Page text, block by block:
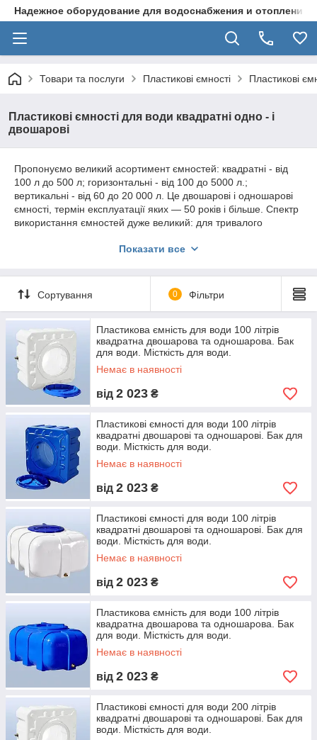
Надежное оборудование для водоснабжения и отопления
Товари та послуги Пластикові ємності Пластикові
Пластикові ємності для води квадратні одно - і
двошарові
Пропонуємо великий асортимент ємностей: квадратні - від
100 л до 500 л; горизонтальні - від 100 до 5000 л.;
вертикальні - від 60 до 20 000 л. Це двошарові і одношарові
ємності, термін експлуатації яких — 50 років і більше. Спектр
використання ємностей дуже великий: для тривалого
спиртовмісних, хімічних, фармацевтичних, і таких продуктів
отрутохімікати та ін Вся продукція підтверджена
обов'язковими в Україні сертифікатами.
Показати все
Сортування 0 Фільтри
Пластикова ємність для води 100 літрів
квадратна двошарова та одношарова. Бак
для води. Місткість для води.
Немає в наявності
від 2 023 ₴
Пластикові ємності для води 100 літрів
квадратні двошарові та одношарові. Бак для
води. Місткість для води.
Немає в наявності
від 2 023 ₴
Пластикові ємності для води 100 літрів
квадратні двошарові та одношарові. Бак для
води. Місткість для води.
Немає в наявності
від 2 023 ₴
Пластикова ємність для води 100 літрів
квадратна двошарова та одношарова. Бак
для води. Місткість для води.
Немає в наявності
від 2 023 ₴
Пластикові ємності для води 200 літрів
квадратні двошарові та одношарові. Бак для
води. Місткість для води.